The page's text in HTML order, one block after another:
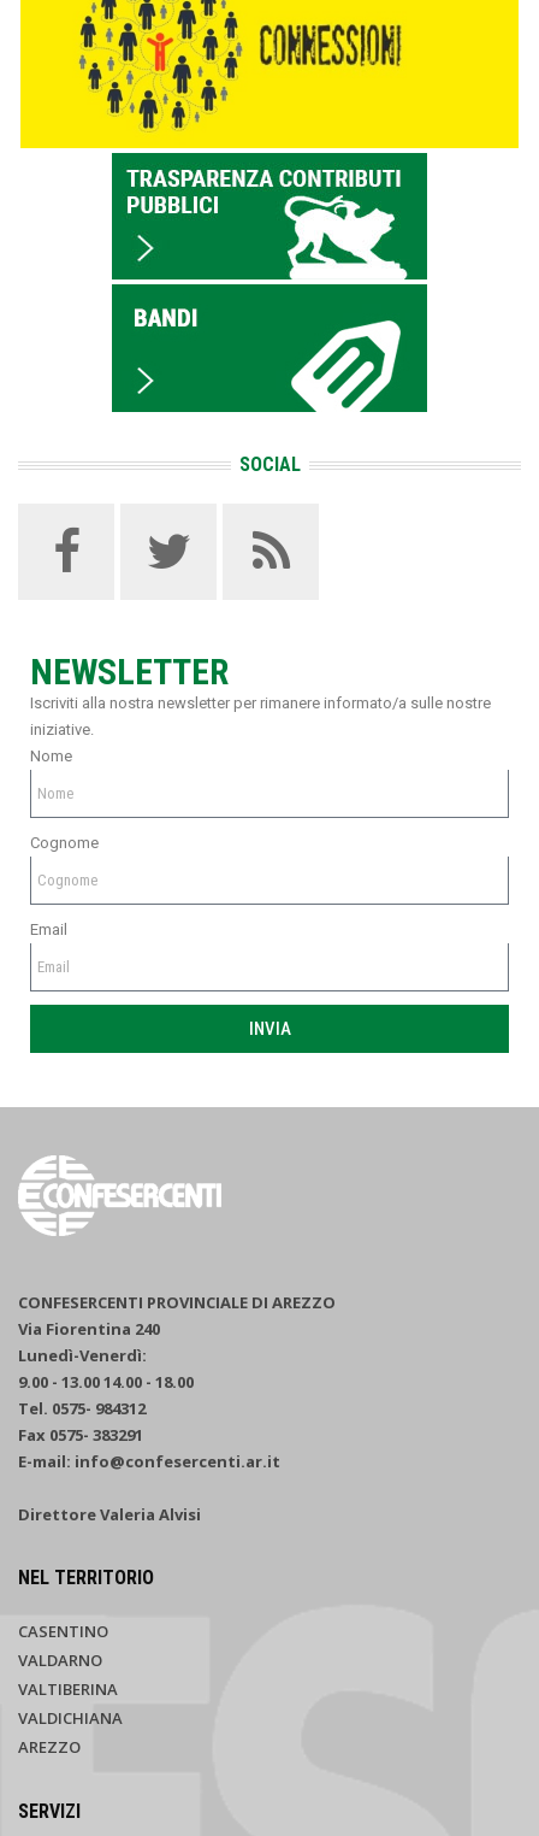
SOCIAL
NEWSLETTER
Iscriviti alla nostra newsletter per rimanere informato/a sulle nostre
iniziative.
Nome
Cognome
Email
INVIA
CONFESERCENTI PROVINCIALE DI AREZZO
Via Fiorentina 240
Lunedì-Venerdì:
9.00 - 13.00 14.00 - 18.00
Tel. 0575- 984312
Fax 0575- 383291
E-mail: info@confesercenti.ar.it
Direttore Valeria Alvisi
NEL TERRITORIO
CASENTINO
VALDARNO
VALTIBERINA
VALDICHIANA
AREZZO
SERVIZI